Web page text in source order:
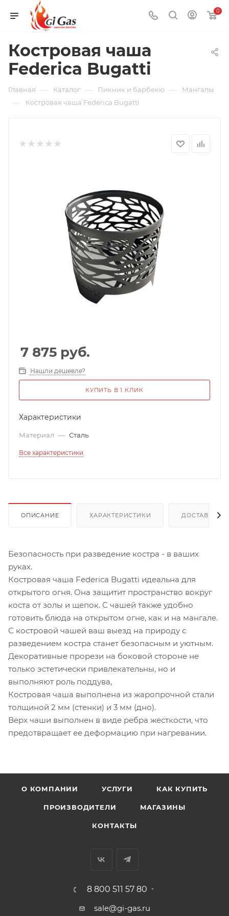
0
Костровая чаша
Federica Bugatti
Главная — Каталог — Пикник и барбекю — Мангалы
— Костровая чаша Federica Bugatti
7 875 руб.
Нашли дешевле?
КУПИТЬ В 1 КЛИК
Характеристики
Материал — Сталь
Все характеристики
ОПИСАНИЕ ХАРАКТЕРИСТИКИ ДОСТАВКА
Безопасность при разведение костра - в ваших
руках.
Костровая чаша Federica Bugatti идеальна для
открытого огня. Она защитит пространство вокруг
коста от золы и щепок. С чашей также удобно
готовить блюда на открытом огне, как и на мангале.
С костровой чашей ваш выезд на природу с
разведением костра станет безопасным и уютным.
Декоративные прорези на боковой стороне не
только эстетически привлекательны, но и
выполняют роль поддува,
Костровая чаша выполнена из жаропрочной стали
толщиной 2 мм (стенки) и 3 мм (дно).
Верх чаши выполнен в виде ребра жесткости, что
предотвращает ее деформацию при нагревании.
О КОМПАНИИ УСЛУГИ КАК КУПИТЬ
ПРОИЗВОДИТЕЛИ МАГАЗИНЫ
КОНТАКТЫ
8 800 511 57 80
sale@gi-gas.ru